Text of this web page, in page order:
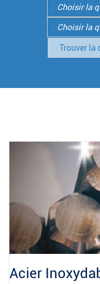
Trouver la
Acier